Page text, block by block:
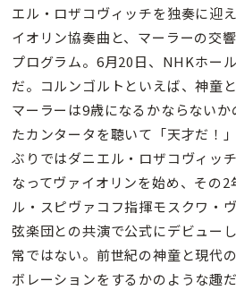
エル・ロザコヴィッチを独奏に迎
イオリン協奏曲と、マーラーの交
プログラム。6月20日、NHKホー
だ。コルンゴルトといえば、神童
マーラーは9歳になるかならない
たカンタータを聴いて「天才だ！
ぶりではダニエル・ロザコヴィッ
なってヴァイオリンを始め、その2
ル・スピヴァコフ指揮モスクワ・
弦楽団との共演で公式にデビュー
常ではない。前世紀の神童と現代
ボレーションをするかのような趣だ